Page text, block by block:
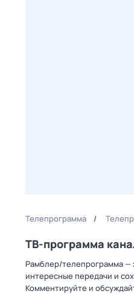
Телепрограмма
ТВ-программа
Рамблер/телепрограмма —
интересные передачи и
Комментируйте и